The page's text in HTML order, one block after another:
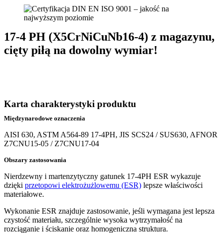
17-4 PH (X5CrNiCuNb16-4) z magazynu,
cięty piłą na dowolny wymiar!
Karta charakterystyki produktu
Międzynarodowe oznaczenia
AISI 630, ASTM A564-89 17-4PH, JIS SCS24 / SUS630, AFNOR
Z7CNU15-05 / Z7CNU17-04
Obszary zastosowania
Nierdzewny i martenzytyczny gatunek 17-4PH ESR wykazuje
dzięki przetopowi elektrożużlowemu (ESR) lepsze właściwości
materiałowe.
Wykonanie ESR znajduje zastosowanie, jeśli wymagana jest lepsza
czystość materiału, szczególnie wysoka wytrzymałość na
rozciąganie i ściskanie oraz homogeniczna struktura.